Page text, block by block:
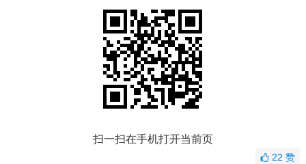
扫一扫在手机打开当前页
22赞